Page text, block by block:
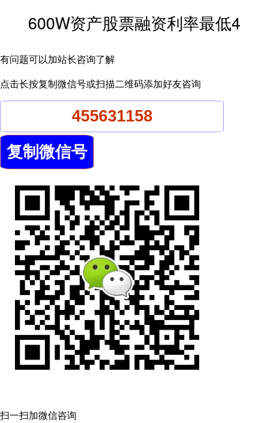
600W资产股票融资利率最低4
有问题可以加站长咨询了解
点击长按复制微信号或扫描二维码添加好友咨询
扫一扫加微信咨询